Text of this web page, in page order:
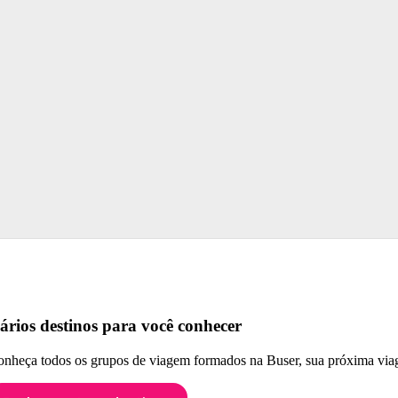
destinos para você conhecer
todos os grupos de viagem formados na Buser, sua próxima